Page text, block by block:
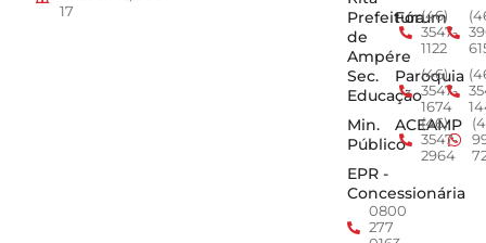
17
Prefeitura
de
Ampére
Fórum
(46)
3547-
1122
Sec.
Educação
Paroquia
(46)
3547-
1674
Min.
Público
ACEAMP
(46)
3547-
2964
EPR -
Concessionária
0800
277